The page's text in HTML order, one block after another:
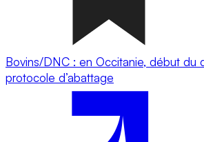
Bovins/DNC : en Occitanie, début du
protocole d’abattage